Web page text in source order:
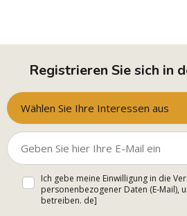
Registrieren Sie sich in
Wählen Sie Ihre Interessen aus
Ich gebe meine Einwilligung in die
personenbezogener Daten (E-Mail),
betreiben. de]